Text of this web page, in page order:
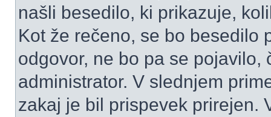
našli besedilo, ki prikazuje,
Kot že rečeno, se bo besedilo
odgovor, ne bo pa se
administrator. V slednjem
zakaj je bil prispevek prirejen.